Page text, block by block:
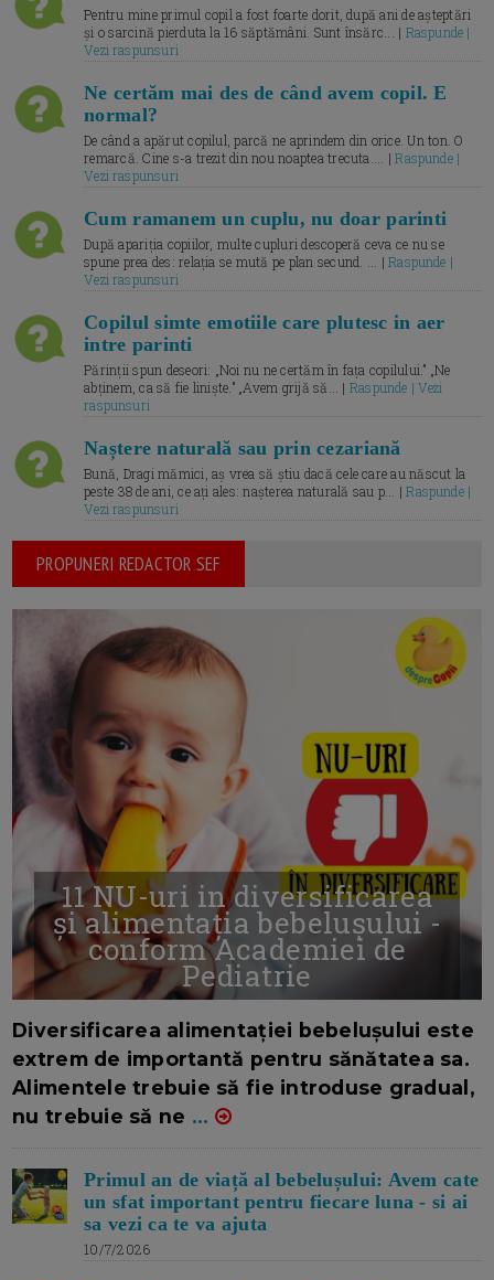
Pentru mine primul copil a fost foarte dorit, după ani de așteptări
și o sarcină pierduta la 16 săptămâni. Sunt însărc... | Raspunde |
Vezi raspunsuri
Ne certăm mai des de când avem copil. E
normal?
De când a apărut copilul, parcă ne aprindem din orice. Un ton. O
remarcă. Cine s-a trezit din nou noaptea trecuta.... |Raspunde |
Vezi raspunsuri
Cum ramanem un cuplu, nu doar parinti
După apariția copiilor, multe cupluri descoperă ceva ce nu se
spune prea des: relația se mută pe plan secund. ... |Raspunde |
Vezi raspunsuri
Copilul simte emotiile care plutesc in aer
intre parinti
Părinții spun deseori: „Noi nu ne certăm în fața copilului.” „Ne
abținem, ca să fie liniște.” „Avem grijă să... | Raspunde | Vezi
raspunsuri
Naștere naturală sau prin cezariană
Bună, Dragi mămici, aș vrea să știu dacă cele care au născut la
peste 38 de ani, ce ați ales: nașterea naturală sau p... |Raspunde |
Vezi raspunsuri
PROPUNERI REDACTOR SEF
11 NU-uri in diversificarea
și alimentația bebelușului -
conform Academiei de
Pediatrie
Diversificarea alimentației bebelușului este
extrem de importantă pentru sănătatea sa.
Alimentele trebuie să fie introduse gradual,
nu trebuie să ne ...
Primul an de viață al bebelușului: Avem cate
un sfat important pentru fiecare luna - si ai
sa vezi ca te va ajuta
10/7/2026